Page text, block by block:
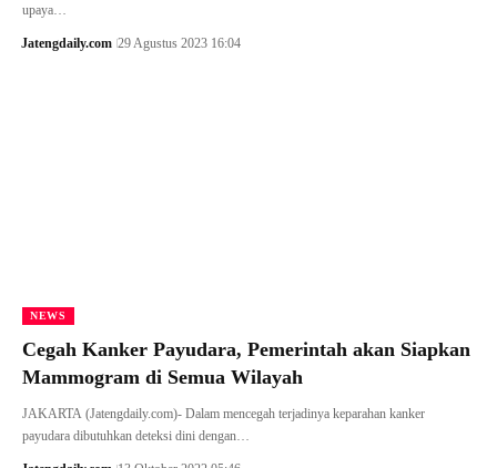
upaya…
Jatengdaily.com 29 Agustus 2023 16:04
NEWS
Cegah Kanker Payudara, Pemerintah akan Siapkan
Mammogram di Semua Wilayah
JAKARTA (Jatengdaily.com)- Dalam mencegah terjadinya keparahan kanker
payudara dibutuhkan deteksi dini dengan…